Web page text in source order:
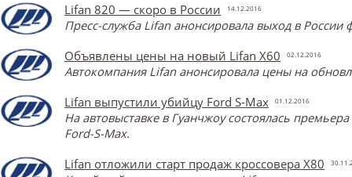
Lifan 820 — скоро в России 14.12.2016
Пресс-служба Lifan анонсировала выход в России
Объявлены цены на новый Lifan X60
02.12.2016
Автокомпания Lifan анонсировала цены на
Lifan выпустили убийцу Ford S-Max
01.12.2016
На автовыставке в Гуанчжоу состоялась
Ford-S-Max.
Lifan отложили старт продаж кроссовера X80